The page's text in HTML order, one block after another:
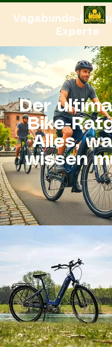
Vagabundo-Ihr
Experte
Der
Bike-
Alles,
wissen